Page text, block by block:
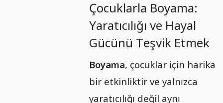
Çocuklarla Boyama:
Yaratıcılığı ve Hayal
Gücünü Teşvik Etmek
Boyama, çocuklar için harika
bir etkinliktir ve yalnızca
yaratıcılığı değil aynı